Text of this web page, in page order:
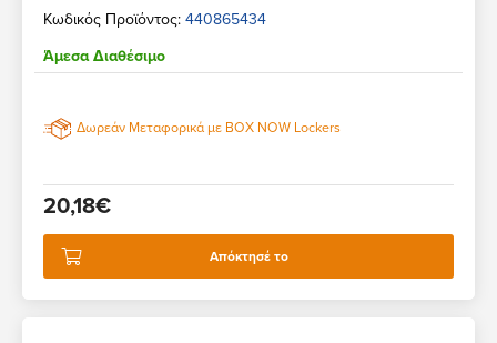
Κωδικός Προϊόντος: 440865434
Άμεσα Διαθέσιμο
Δωρεάν Μεταφορικά με BOX NOW Lockers
20,18€
Απόκτησέ το